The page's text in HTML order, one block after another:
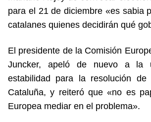
para el 21 de diciembre «es sabia
catalanes quienes decidirán qué
El presidente de la Comisión
Juncker, apeló de nuevo a
estabilidad para la resolución
Cataluña, y reiteró que «no es
Europea mediar en el problema».